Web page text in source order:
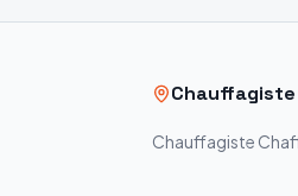
Chauffagiste
Chauffagiste